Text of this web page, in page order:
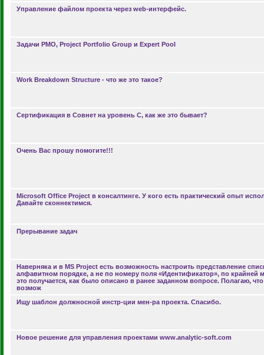
Управление файлом проекта через web-интерфейс.
Задачи PMO, Project Portfolio Group и Expert Pool
Work Breakdown Structure - что же это такое?
Сертификация в Совнет на уровень С, как же это бывает?
Очень Вас прошу помогите!!!
Microsoft Office Project в консалтинге. У кого есть практический опыт
Давайте сконнектимся.
Прерывание задач
Наверняка и в MS Project есть возможность настроить представление
алфавитном порядке, а не по номеру поля «Идентификатор», по крайней
это получается, как было описано в ранее заданном вопросе. Полагаю,
возмож
Ищу шаблон должносной инстр-ции мен-ра проекта. Спасибо.
Новое решение для управления проектами www.analytic-soft.com